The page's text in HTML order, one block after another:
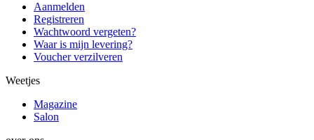
Aanmelden
Registreren
Wachtwoord vergeten?
Waar is mijn levering?
Voucher verzilveren
Weetjes
Magazine
Salon